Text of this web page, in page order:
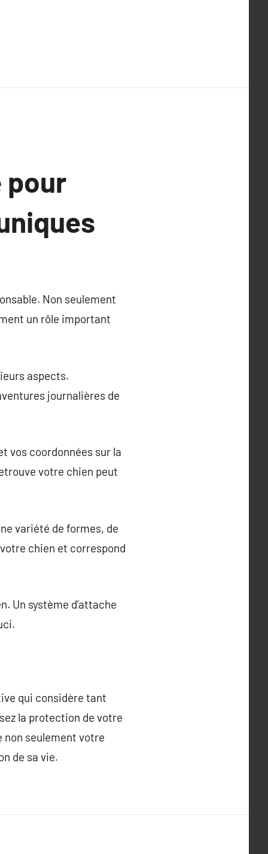
pour
Non seulement
un rôle important
aspects.
journalières de
vos coordonnées sur la
votre chien peut
variété de formes, de
chien et correspond
Un système d’attache
qui considère tant
la protection de votre
non seulement votre
de sa vie.